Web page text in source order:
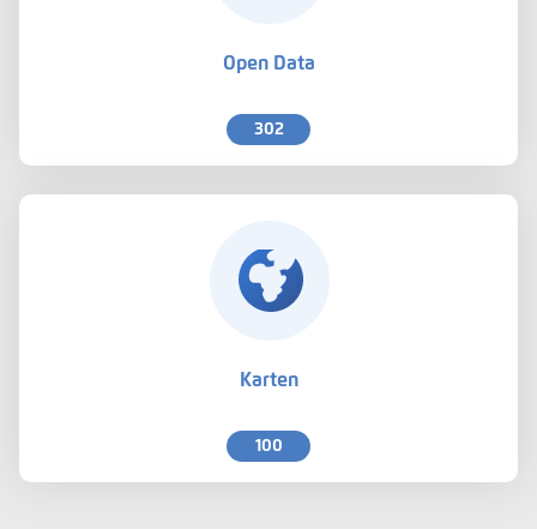
Open Data
302
Karten
100